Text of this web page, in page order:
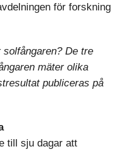
för forskning
solfångaren? De tre
mäter olika
publiceras på
till sju dagar att